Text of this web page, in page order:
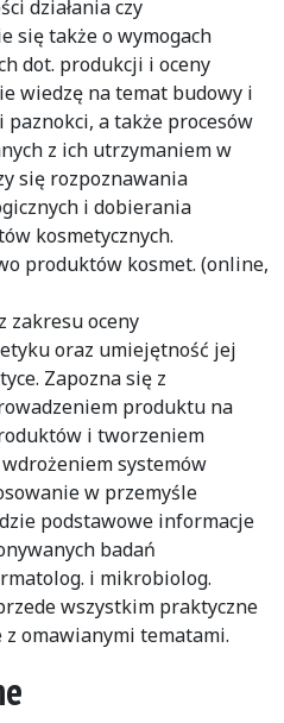
działania czy
się także o wymogach
dot. produkcji i oceny
wiedzę na temat budowy i
paznokci, a także procesów
z ich utrzymaniem w
się rozpoznawania
i dobierania
kosmetycznych.
produktów kosmet. (online,
zakresu oceny
oraz umiejętność jej
Zapozna się z
produktu na
i tworzeniem
systemów
w przemyśle
podstawowe informacje
badań
i mikrobiolog.
wszystkim praktyczne
omawianymi tematami.